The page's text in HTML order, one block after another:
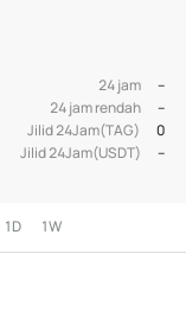
24 jam
--
24 jam rendah
--
Jilid 24Jam(TAG)
0
Jilid 24Jam(USDT)
--
1D 1W